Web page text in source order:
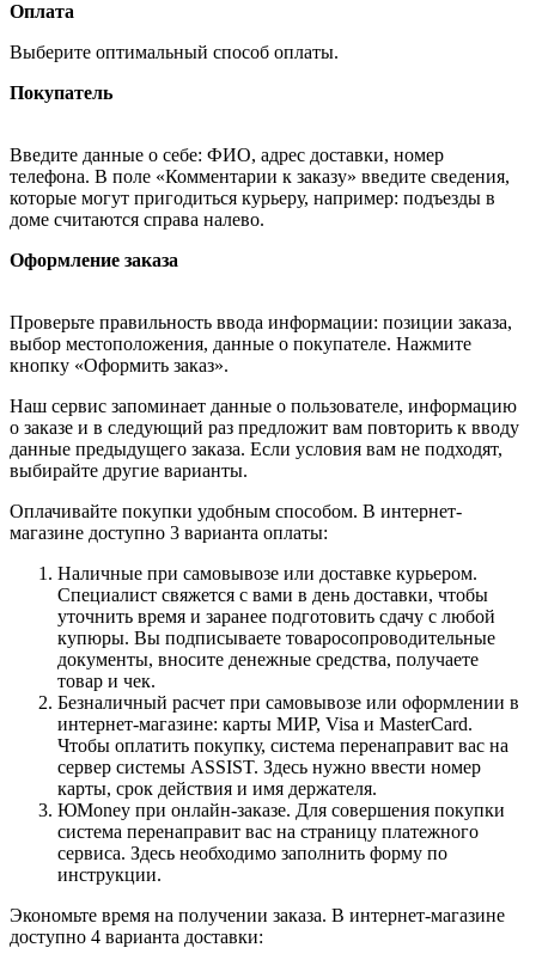
Оплата
Выберите оптимальный способ оплаты.
Покупатель
Введите данные о себе: ФИО, адрес доставки, номер
телефона. В поле «Комментарии к заказу» введите сведения,
которые могут пригодиться курьеру, например: подъезды в
доме считаются справа налево.
Оформление заказа
Проверьте правильность ввода информации: позиции заказа,
выбор местоположения, данные о покупателе. Нажмите
кнопку «Оформить заказ».
Наш сервис запоминает данные о пользователе, информацию
о заказе и в следующий раз предложит вам повторить к вводу
данные предыдущего заказа. Если условия вам не подходят,
выбирайте другие варианты.
Оплачивайте покупки удобным способом. В интернет-
магазине доступно 3 варианта оплаты:
Наличные при самовывозе или доставке курьером.
Специалист свяжется с вами в день доставки, чтобы
уточнить время и заранее подготовить сдачу с любой
купюры. Вы подписываете товаросопроводительные
документы, вносите денежные средства, получаете
товар и чек.
Безналичный расчет при самовывозе или оформлении в
интернет-магазине: карты МИР, Visa и MasterCard.
Чтобы оплатить покупку, система перенаправит вас на
сервер системы ASSIST. Здесь нужно ввести номер
карты, срок действия и имя держателя.
ЮMoney при онлайн-заказе. Для совершения покупки
система перенаправит вас на страницу платежного
сервиса. Здесь необходимо заполнить форму по
инструкции.
Экономьте время на получении заказа. В интернет-магазине
доступно 4 варианта доставки: